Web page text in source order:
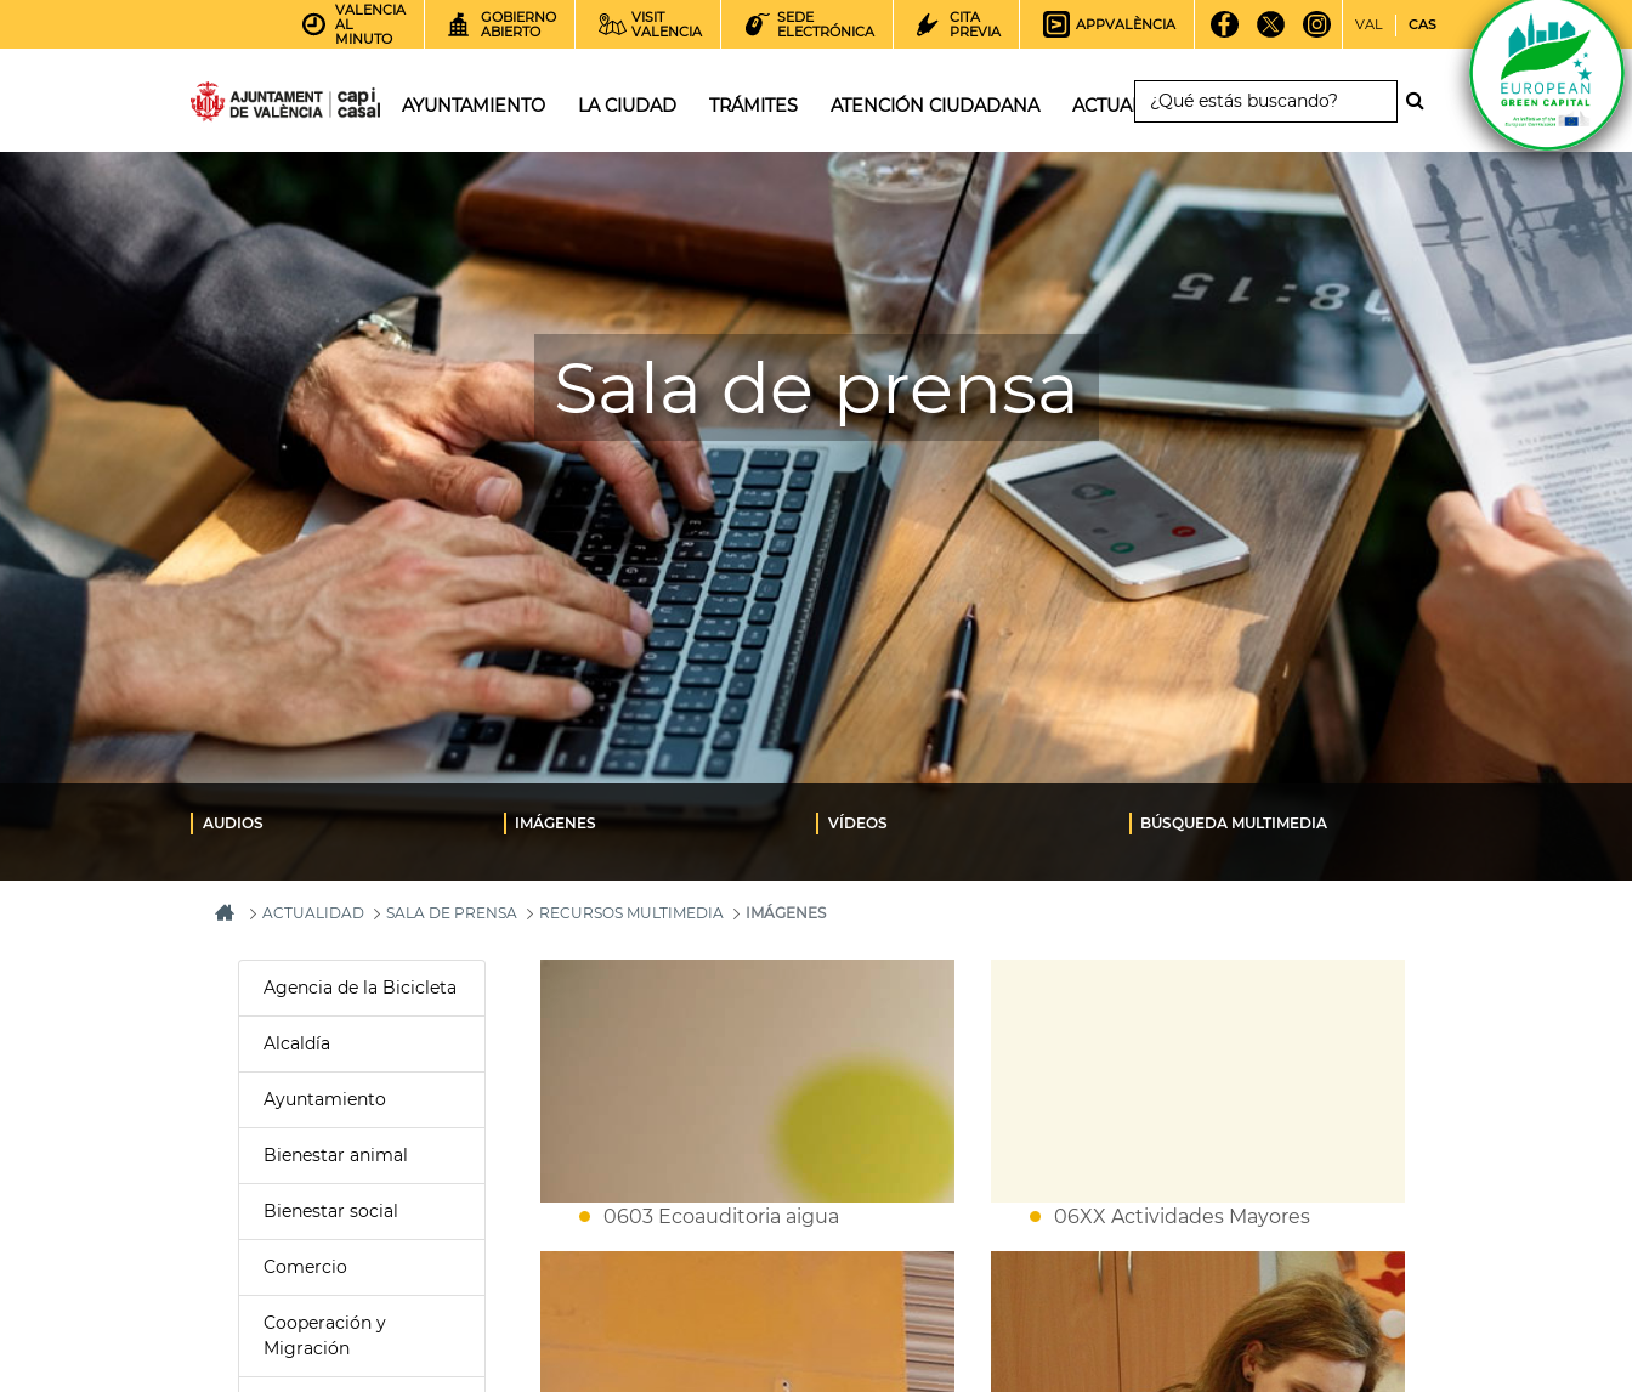
VALENCIA
AL
MINUTO
GOBIERNO
ABIERTO
VISIT
VALENCIA
SEDE
ELECTRÓNICA
CITA
PREVIA
APPVALÈNCIA VAL CAS
AYUNTAMIENTO LA CIUDAD TRÁMITES ATENCIÓN CIUDADANA ACTUALIDAD
Sala de prensa
AUDIOS IMÁGENES VÍDEOS BÚSQUEDA MULTIMEDIA
ACTUALIDAD SALA DE PRENSA RECURSOS MULTIMEDIA IMÁGENES
Agencia de la Bicicleta
Alcaldía
Ayuntamiento
Bienestar animal
Bienestar social
Comercio
Cooperación y
Migración
0603 Ecoauditoria aigua 06XX Actividades Mayores